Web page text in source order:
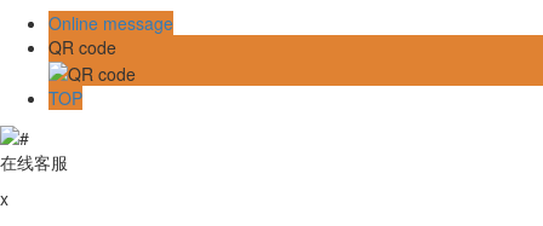
Online message
QR code
TOP
在线客服
x